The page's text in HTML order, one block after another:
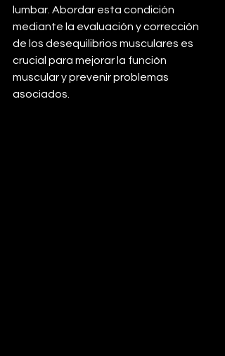
lumbar. Abordar esta condición
mediante la evaluación y corrección
de los desequilibrios musculares es
crucial para mejorar la función
muscular y prevenir problemas
asociados.